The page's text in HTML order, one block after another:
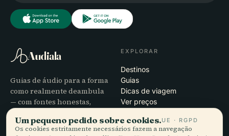
Audiala
Guias de áudio para a forma
como realmente deambula
— com fontes honestas,
narrados para a rua,
transferidos de uma só vez.
EXPLORAR
Destinos
Guias
Dicas de viagem
Ver preços
Um pequeno pedido sobre cookies.UE · RGPD
Os cookies estritamente necessários fazem a navegação